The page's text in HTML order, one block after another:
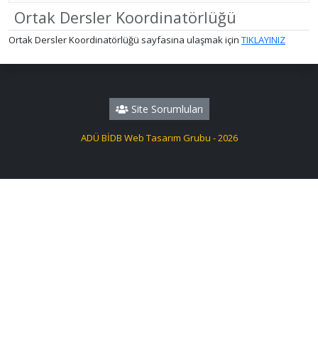
Ortak Dersler Koordinatörlüğü
Ortak Dersler Koordinatörlüğü sayfasına ulaşmak için TIKLAYINIZ
Site Sorumluları
ADÜ BİDB Web Tasarım Grubu - 2026